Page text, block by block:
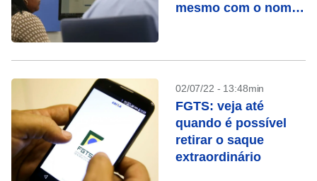
mesmo com o nome
02/07/22 - 13:48min
FGTS: veja até
quando é possível
retirar o saque
extraordinário